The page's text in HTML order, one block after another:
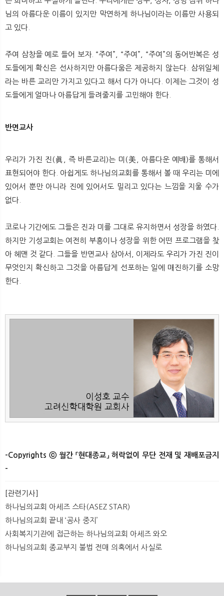
님의 아름다운 이름이 있지만 막연하게 하나님이라는 이름만 사용되
고 있다.
주여 삼창을 예로 들어 보자. “주여”, “주여”, “주여”의 동어반복은 성
도들에게 확신은 선사하지만 아름다움은 제공하지 않는다. 삼위일체
라는 바른 교리만 가지고 있다고 해서 다가 아니다. 이제는 그것이 성
도들에게 얼마나 아름답게 들려줄지를 고민해야 한다.
반면교사
우리가 가진 진(眞, 즉 바른교리)는 미(美, 아름다운 예배)를 통해서
표현되어야 한다. 아쉽게도 하나님의교회를 통해서 볼 때 우리는 미에
있어서 뿐만 아니라 진에 있어서도 밀리고 있다는 느낌을 지울 수가
없다.
코로나 기간에도 그들은 진과 미를 그대로 유지하면서 성장을 하였다.
하지만 기성교회는 여전히 부흥이나 성장을 위한 어떤 프로그램을 찾
아 헤맨 것 같다. 그들을 반면교사 삼아서, 이제라도 우리가 가진 진이
무엇인지 확신하고 그것을 아름답게 선포하는 일에 매진하기를 소망
한다.
-Copyrights ⓒ 월간 「현대종교」 허락없이 무단 전재 및 재배포금지
-​
[관련기사]
하나님의교회 아세즈 스타(ASEZ STAR)
하나님의교회 끝내 ‘공사 중지’
사회복지기관에 접근하는 하나님의교회 아세즈 와오
하나님의교회 종교부지 불법 전매 의혹에서 사실로